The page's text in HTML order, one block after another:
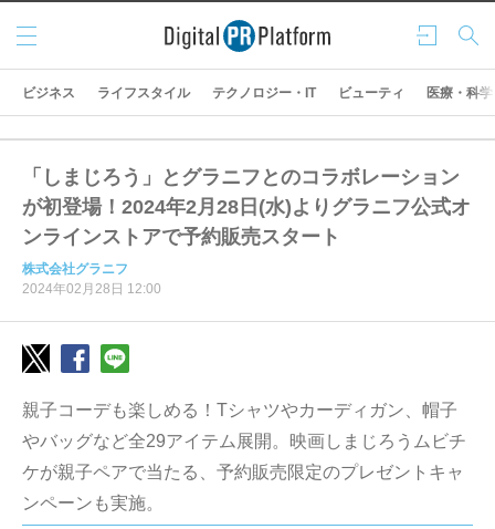
ログ
イン
検索
メニ
ュー
ビジネス ライフスタイル テクノロジー・IT ビューティ 医療・科学
「しまじろう」とグラニフとのコラボレーション
が初登場！2024年2月28日(水)よりグラニフ公式オ
ンラインストアで予約販売スタート
株式会社グラニフ
2024年02月28日 12:00
親子コーデも楽しめる！Tシャツやカーディガン、帽子
やバッグなど全29アイテム展開。映画しまじろうムビチ
ケが親子ペアで当たる、予約販売限定のプレゼントキャ
ンペーンも実施。